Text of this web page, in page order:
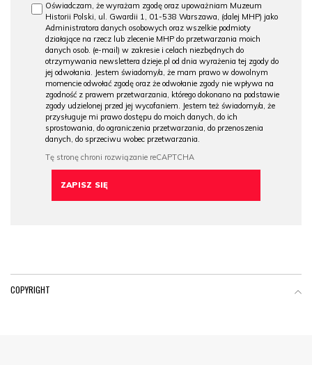
Oświadczam, że wyrażam zgodę oraz upoważniam Muzeum
Historii Polski, ul. Gwardii 1, 01-538 Warszawa, (dalej MHP) jako
Administratora danych osobowych oraz wszelkie podmioty
działające na rzecz lub zlecenie MHP do przetwarzania moich
danych osob. (e-mail) w zakresie i celach niezbędnych do
otrzymywania newslettera dzieje.pl od dnia wyrażenia tej zgody do
jej odwołania. Jestem świadomy/a, że mam prawo w dowolnym
momencie odwołać zgodę oraz że odwołanie zgody nie wpływa na
zgodność z prawem przetwarzania, którego dokonano na podstawie
zgody udzielonej przed jej wycofaniem. Jestem też świadomy/a, że
przysługuje mi prawo dostępu do moich danych, do ich
sprostowania, do ograniczenia przetwarzania, do przenoszenia
danych, do sprzeciwu wobec przetwarzania.
COPYRIGHT